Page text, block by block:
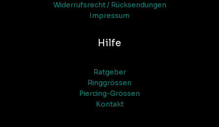
Widerrufsrecht / Rücksendungen
Impressum
Hilfe
Ratgeber
Ringgrössen
Piercing-Grössen
Kontakt